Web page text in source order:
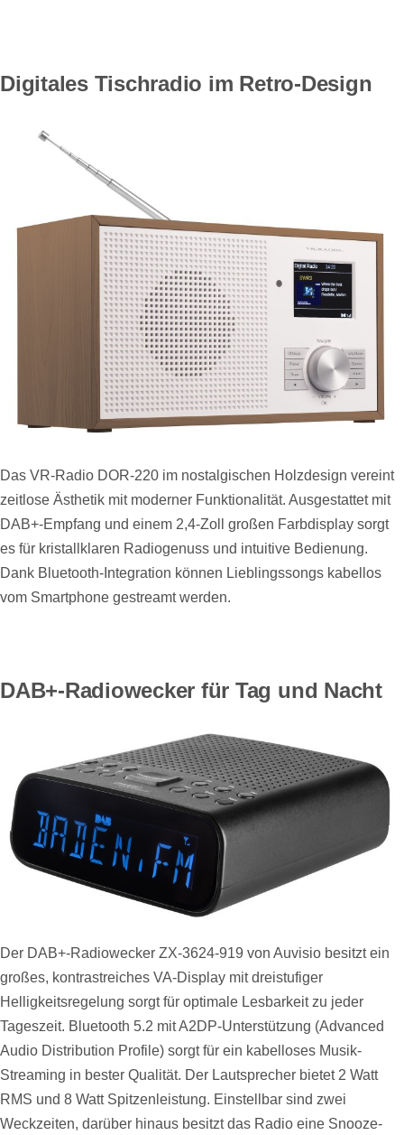
Digitales Tischradio im Retro-Design
Das VR-Radio DOR-220 im nostalgischen Holzdesign vereint
zeitlose Ästhetik mit moderner Funktionalität. Ausgestattet mit
DAB+-Empfang und einem 2,4-Zoll großen Farbdisplay sorgt
es für kristallklaren Radiogenuss und intuitive Bedienung.
Dank Bluetooth-Integration können Lieblingssongs kabellos
vom Smartphone gestreamt werden.
DAB+-Radiowecker für Tag und Nacht
Der DAB+-Radiowecker ZX-3624-919 von Auvisio besitzt ein
großes, kontrastreiches VA-Display mit dreistufiger
Helligkeitsregelung sorgt für optimale Lesbarkeit zu jeder
Tageszeit. Bluetooth 5.2 mit A2DP-Unterstützung (Advanced
Audio Distribution Profile) sorgt für ein kabelloses Musik-
Streaming in bester Qualität. Der Lautsprecher bietet 2 Watt
RMS und 8 Watt Spitzenleistung. Einstellbar sind zwei
Weckzeiten, darüber hinaus besitzt das Radio eine Snooze-